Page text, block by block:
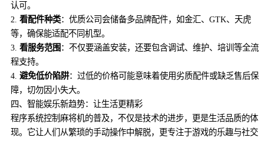
认可。
2. 看配件种类：优质公司会储备多品牌配件，如金汇、GTK、天虎
等，确保能适配不同机型。
3. 看服务范围 ：不仅要涵盖安装，还要包含调试、维护、培训等全流
程支持。
4. 避免低价陷阱：过低的价格可能意味着使用劣质配件或缺乏售后保
障，切勿因小失大。
四、智能娱乐新趋势：让生活更精彩
程序系统控制麻将机的普及，不仅是技术的进步，更是生活品质的体
现。它让人们从繁琐的手动操作中解脱，更专注于游戏的乐趣与社交